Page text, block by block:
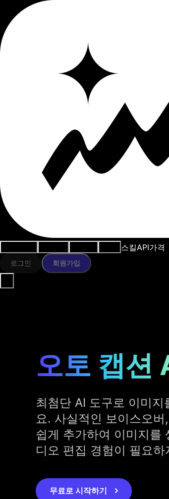
스킬API가격
로그인 회원가입
오토 캡션
최첨단 AI 도구로 이미
요. 사실적인 보이스오
쉽게 추가하여 이미지를
디오 편집 경험이 필요하
무료로 시작하기